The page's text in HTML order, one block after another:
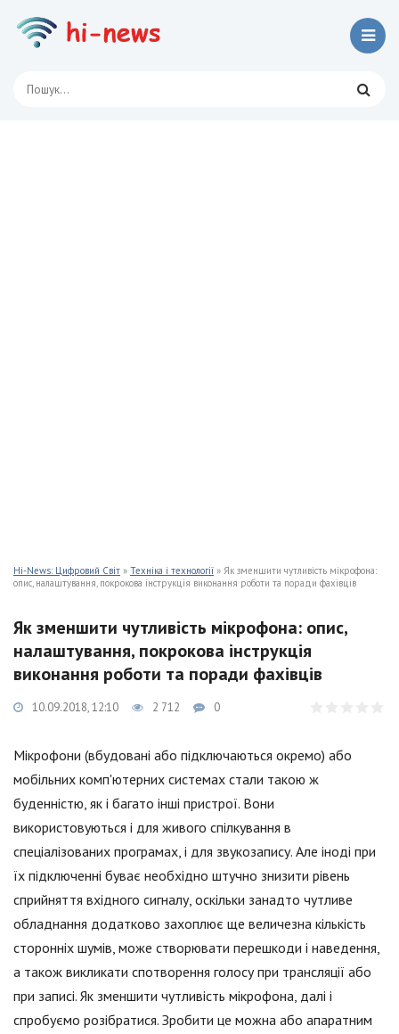
Hi-News: Цифровий Світ » Техніка і технології » Як зменшити чутливість мікрофона:
опис, налаштування, покрокова інструкція виконання роботи та поради фахівців
Як зменшити чутливість мікрофона: опис,
налаштування, покрокова інструкція
виконання роботи та поради фахівців
10.09.2018, 12:10 2 712 0
Мікрофони (вбудовані або підключаються окремо) або
мобільних комп'ютерних системах стали такою ж
буденністю, як і багато інші пристрої. Вони
використовуються і для живого спілкування в
спеціалізованих програмах, і для звукозапису. Але іноді при
їх підключенні буває необхідно штучно знизити рівень
сприйняття вхідного сигналу, оскільки занадто чутливе
обладнання додатково захоплює ще величезна кількість
сторонніх шумів, може створювати перешкоди і наведення,
а також викликати спотворення голосу при трансляції або
при записі. Як зменшити чутливість мікрофона, далі і
спробуємо розібратися. Зробити це можна або апаратним